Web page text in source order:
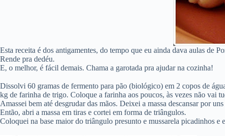
Esta receita é dos antigamentes, do tempo que eu ainda dava aulas de
Rende pra dedéu.
E, o melhor, é fácil demais. Chama a garotada pra ajudar na cozinha!
Dissolvi 60 gramas de fermento para pão (biológico) em 2 copos de
kg de farinha de trigo. Coloque a farinha aos poucos, às vezes não vai
Amassei bem até desgrudar das mãos. Deixei a massa descansar por
Então, abri a massa em tiras e cortei em forma de triângulos.
Coloquei na base maior do triângulo presunto e mussarela picadinhos e